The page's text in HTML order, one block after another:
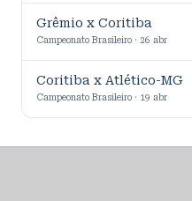
Grêmio x Coritiba
Campeonato Brasileiro · 26 abr
Coritiba x Atlético-MG
Campeonato Brasileiro · 19 abr